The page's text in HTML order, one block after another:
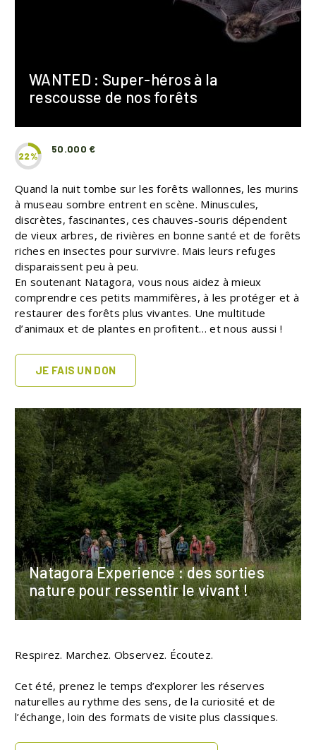
WANTED : Super-héros à la
rescousse de nos forêts
22%
50.000 €
Quand la nuit tombe sur les forêts wallonnes, les murins
à museau sombre entrent en scène. Minuscules,
discrètes, fascinantes, ces chauves-souris dépendent
de vieux arbres, de rivières en bonne santé et de forêts
riches en insectes pour survivre. Mais leurs refuges
disparaissent peu à peu.
En soutenant Natagora, vous nous aidez à mieux
comprendre ces petits mammifères, à les protéger et à
restaurer des forêts plus vivantes. Une multitude
d’animaux et de plantes en profitent… et nous aussi !
JE FAIS UN DON
Natagora Experience : des sorties
nature pour ressentir le vivant !
Respirez. Marchez. Observez. Écoutez.
Cet été, prenez le temps d’explorer les réserves
naturelles au rythme des sens, de la curiosité et de
l’échange, loin des formats de visite plus classiques.